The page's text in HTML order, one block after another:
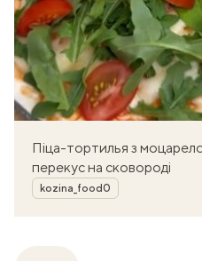
Піца-тортилья з
перекус на сковороді
Автор
kozina_food0